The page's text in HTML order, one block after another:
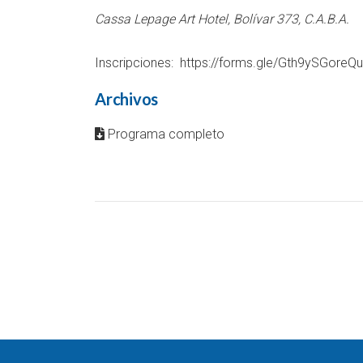
Cassa Lepage Art Hotel, Bolívar 373, C.A.B.A.
Inscripciones: https://forms.gle/
Archivos
Programa completo